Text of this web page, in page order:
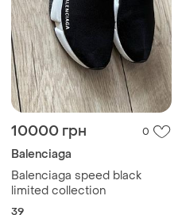
10000 грн 0
Balenciaga
Balenciaga speed black
limited collection
39